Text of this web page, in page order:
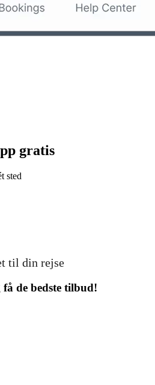
gratis
sted
til din rejse
de bedste tilbud!